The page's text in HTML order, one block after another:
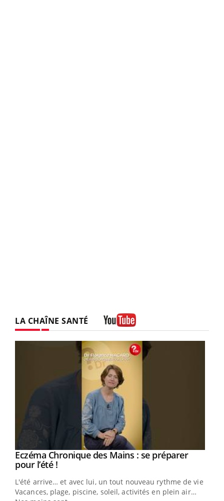
LA CHAÎNE SANTÉ
Youtube
Eczéma Chronique des Mains : se préparer
pour l’été !Youtube
L'été arrive… et avec lui, un tout nouveau rythme de vie !
Vacances, plage, piscine, soleil, activités en plein air…